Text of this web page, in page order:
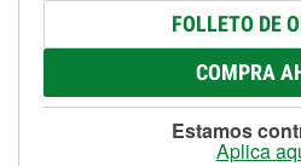
FOLLETO DE
COMPRA
Estamos
Aplica